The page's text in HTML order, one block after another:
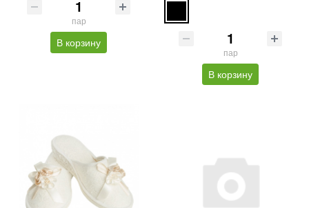
пар
В корзину
пар
В корзину